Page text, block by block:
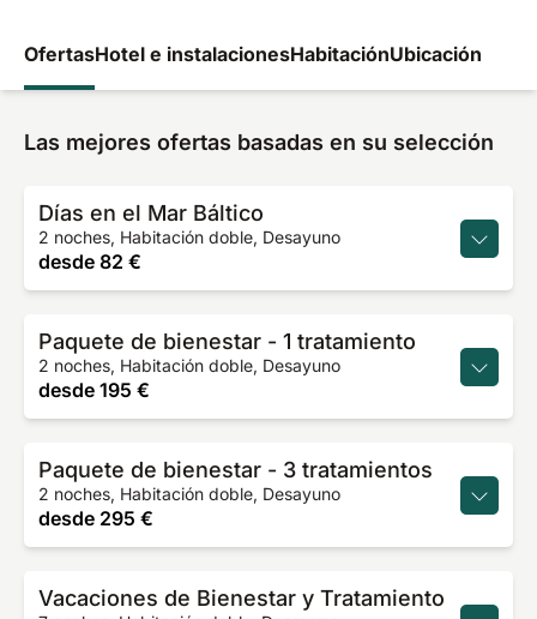
OfertasHotel e instalacionesHabitaciónUbicación
Las mejores ofertas basadas en su selección
Días en el Mar Báltico
2 noches, Habitación doble, Desayuno
desde 82 €
Paquete de bienestar - 1 tratamiento
2 noches, Habitación doble, Desayuno
desde 195 €
Paquete de bienestar - 3 tratamientos
2 noches, Habitación doble, Desayuno
desde 295 €
Vacaciones de Bienestar y Tratamiento